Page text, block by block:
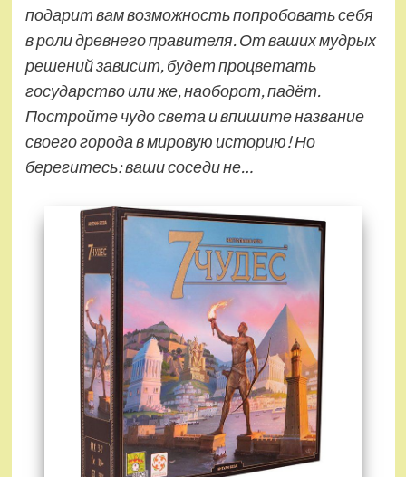
подарит вам возможность попробовать себя
в роли древнего правителя. От ваших мудрых
решений зависит, будет процветать
государство или же, наоборот, падёт.
Постройте чудо света и впишите название
своего города в мировую историю! Но
берегитесь: ваши соседи не…